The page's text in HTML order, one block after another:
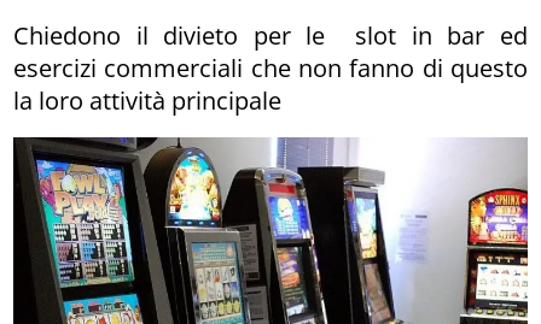
Chiedono il divieto per le slot in bar ed
esercizi commerciali che non fanno di questo
la loro attività principale